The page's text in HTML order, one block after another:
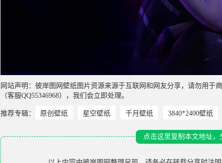
网站声明：彼岸图网壁纸图片资源来源于互联网和网友分享，请勿用
（客服QQ55346968），我们会立即处理。
推荐专辑： 原创壁纸 星空壁纸 千月壁纸 3840*2400壁纸
点击这里复制本文地址